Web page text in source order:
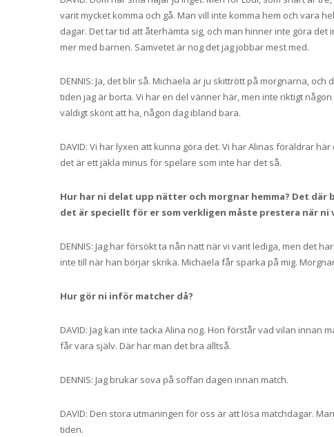
varit mycket komma och gå. Man vill inte komma hem och vara
dagar. Det tar tid att återhämta sig, och man hinner inte göra
mer med barnen. Samvetet är nog det jag jobbar mest med.
DENNIS: Ja, det blir så. Michaela är ju skittrött på morgnarna,
tiden jag är borta. Vi har en del vänner här, men inte riktigt
väldigt skönt att ha, någon dag ibland bara.
DAVID: Vi har lyxen att kunna göra det. Vi har Alinas föräldrar
det är ett jäkla minus för spelare som inte har det så.
Hur har ni delat upp nätter och morgnar hemma? Det
det är speciellt för er som verkligen måste prestera när ni
DENNIS: Jag har försökt ta nån natt när vi varit lediga, men det
inte till när han börjar skrika. Michaela får sparka på mig.
Hur gör ni inför matcher då?
DAVID: Jag kan inte tacka Alina nog. Hon förstår vad vilan innan
får vara själv. Där har man det bra alltså.
DENNIS: Jag brukar sova på soffan dagen innan match.
DAVID: Den stora utmaningen för oss är att lösa matchdagar.
tiden.